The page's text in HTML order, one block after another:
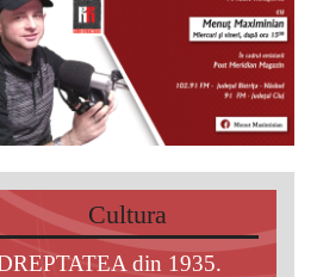
Cultura
din 1935.